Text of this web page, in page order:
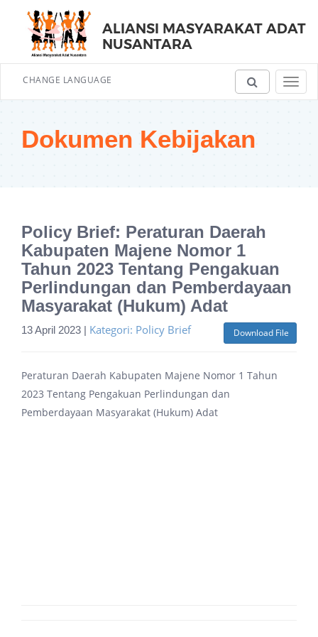
ALIANSI MASYARAKAT ADAT
NUSANTARA
CHANGE LANGUAGE
Dokumen Kebijakan
Policy Brief: Peraturan Daerah
Kabupaten Majene Nomor 1
Tahun 2023 Tentang Pengakuan
Perlindungan dan Pemberdayaan
Masyarakat (Hukum) Adat
Download File
13 April 2023 | Kategori: Policy Brief
Peraturan Daerah Kabupaten Majene Nomor 1 Tahun
2023 Tentang Pengakuan Perlindungan dan
Pemberdayaan Masyarakat (Hukum) Adat